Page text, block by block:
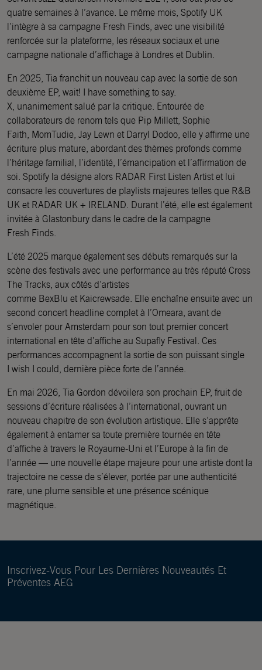
quatre semaines à l’avance. Le même mois, Spotify UK
l’intègre à sa campagne Fresh Finds, avec une visibilité
renforcée sur la plateforme, les réseaux sociaux et une
campagne nationale d’affichage à Londres et Dublin.
En 2025, Tia franchit un nouveau cap avec la sortie de son
deuxième EP, wait! I have something to say.
X, unanimement salué par la critique. Entourée de
collaborateurs de renom tels que Pip Millett, Sophie
Faith, MomTudie, Jay Lewn et Darryl Dodoo, elle y affirme une
écriture plus mature, abordant des thèmes profonds comme
l’héritage familial, l’identité, l’émancipation et l’affirmation de
soi. Spotify la désigne alors RADAR First Listen Artist et lui
consacre les couvertures de playlists majeures telles que R&B
UK et RADAR UK + IRELAND. Durant l’été, elle est également
invitée à Glastonbury dans le cadre de la campagne
Fresh Finds.
L’été 2025 marque également ses débuts remarqués sur la
scène des festivals avec une performance au très réputé Cross
The Tracks, aux côtés d’artistes
comme BexBlu et Kaicrewsade. Elle enchaîne ensuite avec un
second concert headline complet à l’Omeara, avant de
s’envoler pour Amsterdam pour son tout premier concert
international en tête d’affiche au Supafly Festival. Ces
performances accompagnent la sortie de son puissant single
I wish I could, dernière pièce forte de l’année.
En mai 2026, Tia Gordon dévoilera son prochain EP, fruit de
sessions d’écriture réalisées à l’international, ouvrant un
nouveau chapitre de son évolution artistique. Elle s’apprête
également à entamer sa toute première tournée en tête
d’affiche à travers le Royaume-Uni et l’Europe à la fin de
l’année — une nouvelle étape majeure pour une artiste dont la
trajectoire ne cesse de s’élever, portée par une authenticité
rare, une plume sensible et une présence scénique
magnétique.
Inscrivez-Vous Pour Les Dernières Nouveautés Et
Préventes AEG